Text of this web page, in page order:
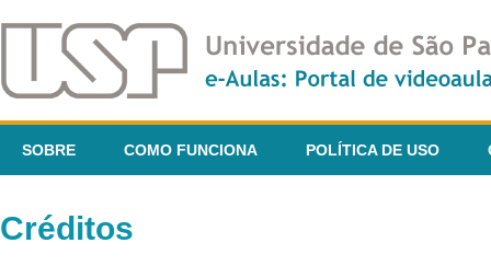
SOBRE COMO FUNCIONA POLÍTICA DE USO
Créditos